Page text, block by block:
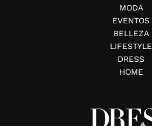
MODA
EVENTOS
BELLEZA
LIFESTYLE
DRESS
HOME